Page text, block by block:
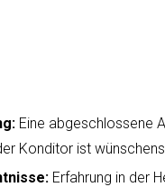
Eine abgeschlossene
Konditor ist
Erfahrung in der